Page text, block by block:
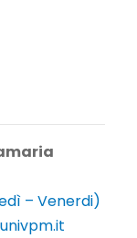
– Venerdi)